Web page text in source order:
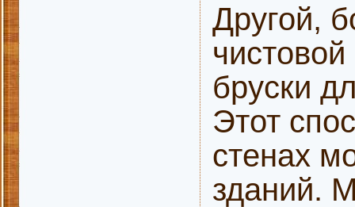
Другой,
бруски
Этот
стенах
зданий.